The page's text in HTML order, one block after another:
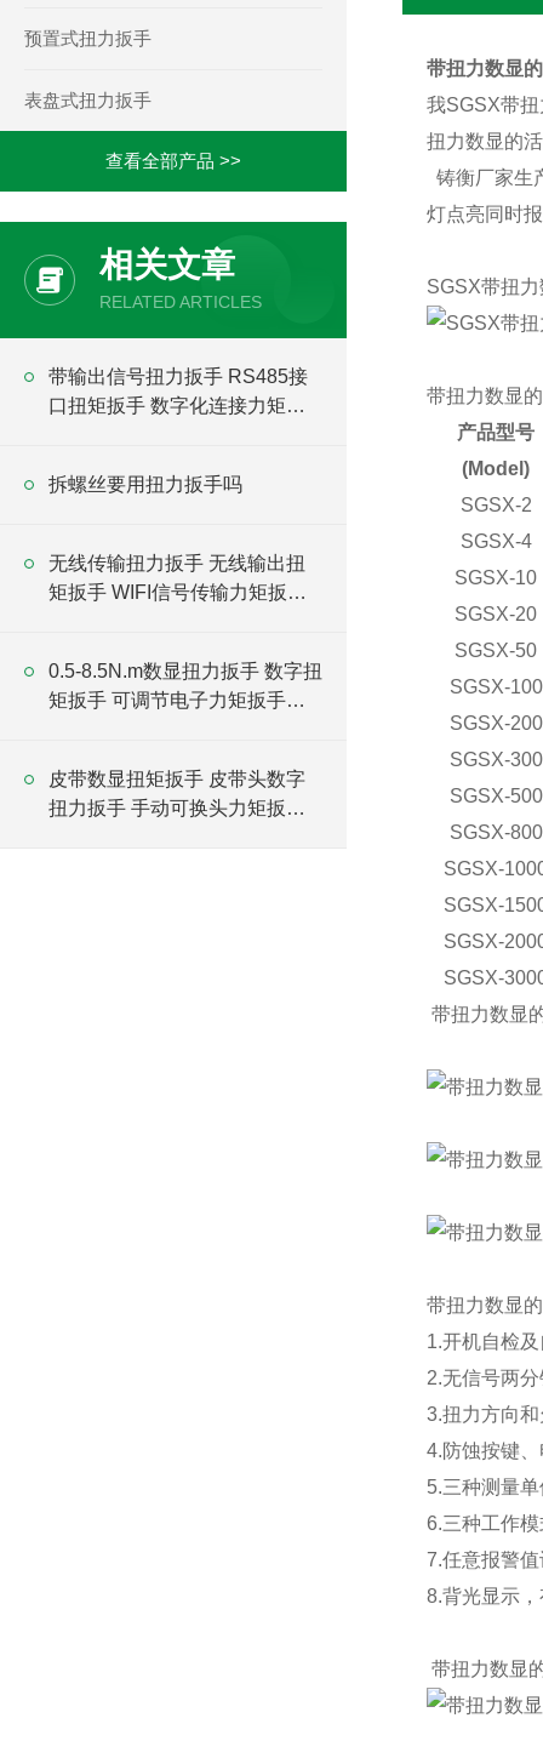
预置式扭力扳手
表盘式扭力扳手
查看全部产品 >>
相关文章
RELATED ARTICLES
带输出信号扭力扳手 RS485接
口扭矩扳手 数字化连接力矩扳
拆螺丝要用扭力扳手吗
无线传输扭力扳手 无线输出扭
矩扳手 WIFI信号传输力矩扳手
0.5-8.5N.m数显扭力扳手 数字扭
矩扳手 可调节电子力矩扳手厂
皮带数显扭矩扳手 皮带头数字
扭力扳手 手动可换头力矩扳手
带扭力数显
我SGSX带
扭力数显的
铸衡厂家生
灯点亮同时
SGSX带扭
带扭力数显
产品型号
(Model)
SGSX-2
SGSX-4
SGSX-10
SGSX-20
SGSX-50
SGSX-100
SGSX-200
SGSX-300
SGSX-500
SGSX-800
SGSX-
SGSX-
SGSX-
SGSX-
带扭力数显
带扭力数显
1.开机自检
2.无信号两
3.扭力方向
4.防蚀按键
5.三种测量
6.三种工作
7.任意报警
8.背光显示
带扭力数显